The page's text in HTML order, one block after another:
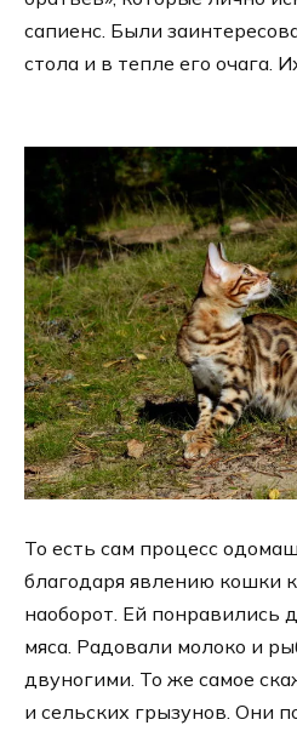
сапиенс. Были
стола и в тепле его очага.
То есть сам процесс
благодаря явлению кошки
наоборот. Ей понравились
мяса. Радовали молоко и
двуногими. То же самое
и сельских грызунов. Они